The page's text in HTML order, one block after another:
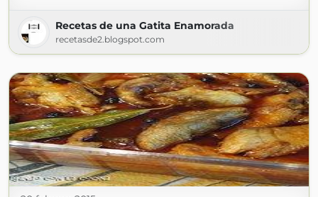
Recetas de una Gatita Enamorada
recetasde2.blogspot.com